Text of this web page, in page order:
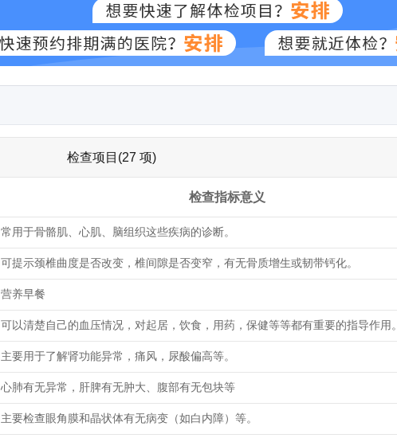
检查项目(27 项)
检查指标意义
常用于骨骼肌、心肌、脑组织这些疾病的诊断。
可提示颈椎曲度是否改变，椎间隙是否变窄，有无骨质增生或韧带钙化。
营养早餐
可以清楚自己的血压情况，对起居，饮食，用药，保健等等都有重要的指导作用。
主要用于了解肾功能异常，痛风，尿酸偏高等。
心肺有无异常，肝脾有无肿大、腹部有无包块等
主要检查眼角膜和晶状体有无病变（如白内障）等。